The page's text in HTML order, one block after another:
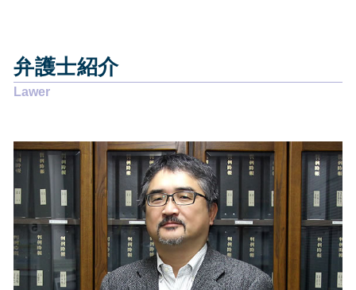
自己破産 流れ 期間
任意整理 いつから5年
任意整理とは
自己破産 デメリット メリット
個人再生 失敗 弁護士費用
悪徳商法 対処法
悪徳商法 契約書
賃貸借契約 更新拒絶
労働問題 相談
賃貸借契約 弁護士
離婚 慰謝料
労働問題 相談 電話
労働問題 解決策
離婚 協議書
賃貸借契約 解除 正当事由
相続 藤枝市
その他の法律問題 静岡県
交通事故 藤枝市
企業法務 焼津市
企業法務 島田市
債務整理 静岡市
企業法務 静岡市
交通事故 島田市
企業法務 藤枝市
債務整理 藤枝市
弁護士紹介